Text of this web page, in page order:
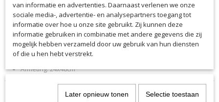
Hoog vochttransport
Snel drogen
Ademend dankzij COOLMAX
Reflecterende saller-print voor betere zichtbaarheid
Veelzijdig
Afmeting: 24x48cm
van informatie en advertenties. Daarnaast verlenen we onze
sociale media-, advertentie- en analysepartners toegang tot
informatie over hoe u onze site gebruikt. Zij kunnen deze
informatie gebruiken in combinatie met andere gegevens die zij
mogelijk hebben verzameld door uw gebruik van hun diensten
of die u hen hebt verstrekt.
Later opnieuw tonen Selectie toestaan